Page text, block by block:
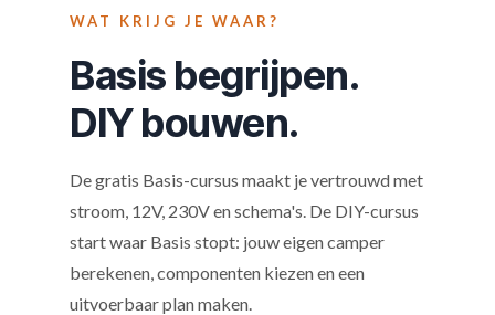
WAT KRIJG JE WAAR?
Basis begrijpen.
DIY bouwen.
De gratis Basis-cursus maakt je vertrouwd met
stroom, 12V, 230V en schema's. De DIY-cursus
start waar Basis stopt: jouw eigen camper
berekenen, componenten kiezen en een
uitvoerbaar plan maken.